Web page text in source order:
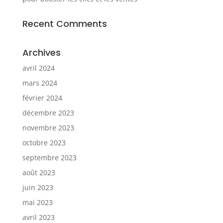
Recent Comments
Archives
avril 2024
mars 2024
février 2024
décembre 2023
novembre 2023
octobre 2023
septembre 2023
août 2023
juin 2023
mai 2023
avril 2023